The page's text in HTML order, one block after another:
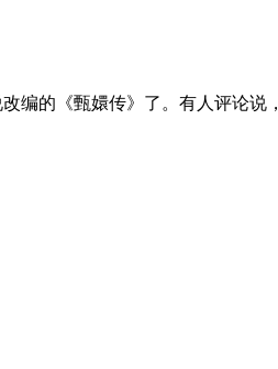
的《甄嬛传》了。有人评论说